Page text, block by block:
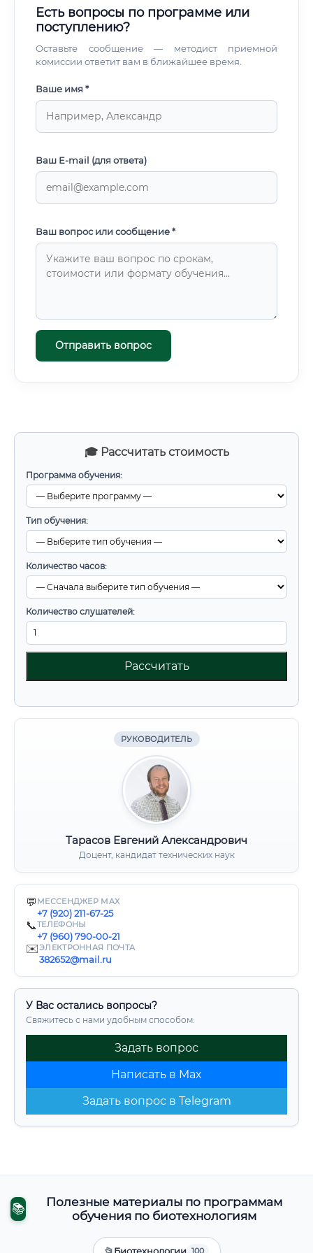
🎓 Рассчитать стоимость
Программа обучения:
Тип обучения:
Количество часов:
Количество слушателей:
Рассчитать
РУКОВОДИТЕЛЬ
Тарасов Евгений Александрович
Доцент, кандидат технических наук
💬 МЕССЕНДЖЕР MAX
+7 (920) 211-67-25
📞ТЕЛЕФОНЫ
+7 (960) 790-00-21
✉️ЭЛЕКТРОННАЯ ПОЧТА
382652@mail.ru
У Вас остались вопросы?
Свяжитесь с нами удобным способом:
Задать вопрос
Написать в Max
Задать вопрос в Telegram
трудоустроиться Рынок труда для специалистов по
молекулярной биотехнологии в России и мире
стремительно расширяется. Давайте рассмотрим
основные направления трудоустройства.
Фармацевтические компании Это один из главных
работодателей.
международные компании в дистанционном формате.
Есть вопросы по программе или
поступлению?
Оставьте сообщение — методист приемной
комиссии ответит вам в ближайшее время.
Ваше имя *
Ваш E-mail (для ответа)
Ваш вопрос или сообщение *
Отправить вопрос
📚
Полезные материалы по программам
обучения по биотехнологиям
📂Биотехнологии 100